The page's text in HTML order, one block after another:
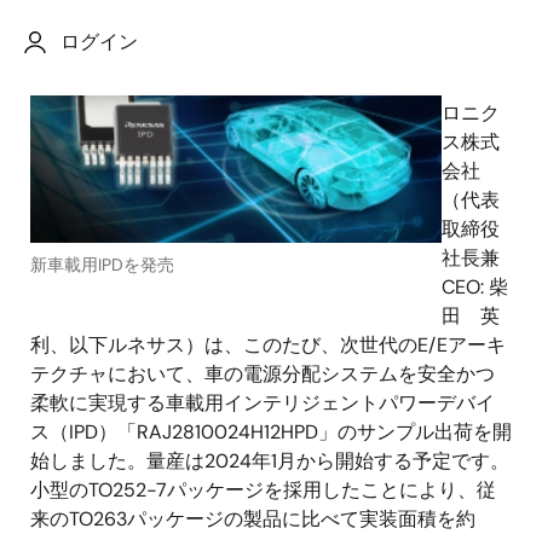
ログイン
新車載用IPDを発売
ロニク
ス株式
会社
（代表
取締役
社長兼
CEO: 柴
田 英
利、以下ルネサス）は、このたび、次世代のE/Eアーキ
テクチャにおいて、車の電源分配システムを安全かつ
柔軟に実現する車載用インテリジェントパワーデバイ
ス（IPD）「RAJ2810024H12HPD」のサンプル出荷を開
始しました。量産は2024年1月から開始する予定です。
小型のTO252-7パッケージを採用したことにより、従
来のTO263パッケージの製品に比べて実装面積を約